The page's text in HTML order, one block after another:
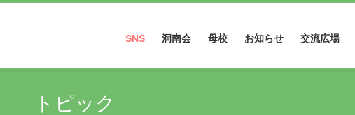
SNS
Facebook
Instagram
洞南会 母校 お知らせ 交流広場
トピック